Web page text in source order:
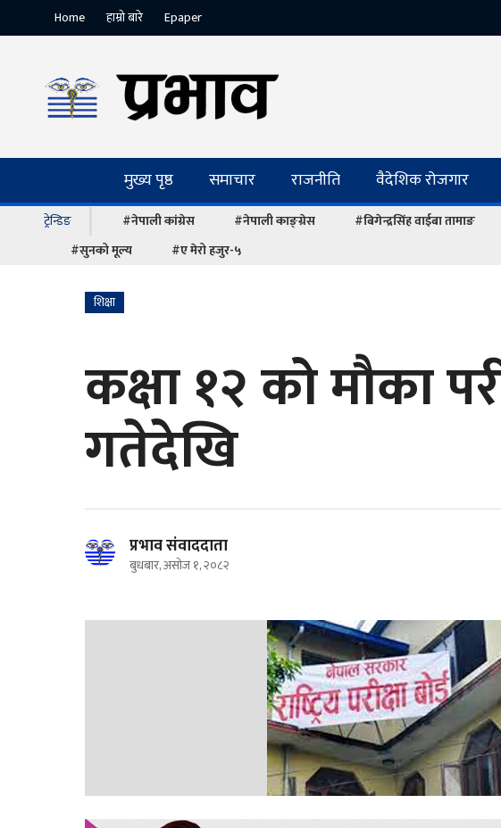
Home हाम्रो बारे Epaper
मुख्य पृष्ठ समाचार राजनीति वैदेशिक रोजगार
ट्रेन्डिङ #नेपाली कांग्रेस #नेपाली काङ्ग्रेस #बिगेन्द्रसिंह वाईबा तामाङ
#सुनको मूल्य
#ए मेरो हजुर-५
शिक्षा
कक्षा १२ को मौका
गतेदेखि
प्रभाव संवाददाता
बुधबार, असोज १, २०८२